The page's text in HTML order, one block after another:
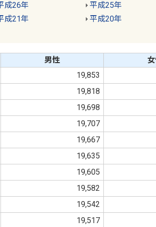
成26年
平成25年
成21年
平成20年
男性
19,853
19,818
19,698
19,707
19,667
19,635
19,605
19,582
19,542
19,517